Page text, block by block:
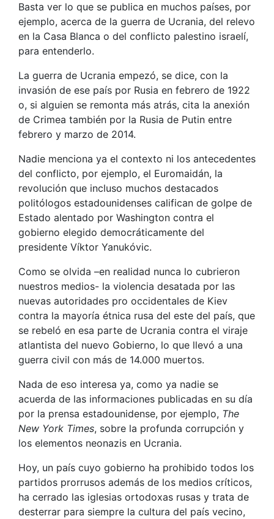
Basta ver lo que se publica en muchos países, por
ejemplo, acerca de la guerra de Ucrania, del relevo
en la Casa Blanca o del conflicto palestino israelí,
para entenderlo.
La guerra de Ucrania empezó, se dice, con la
invasión de ese país por Rusia en febrero de 1922
o, si alguien se remonta más atrás, cita la anexión
de Crimea también por la Rusia de Putin entre
febrero y marzo de 2014.
Nadie menciona ya el contexto ni los antecedentes
del conflicto, por ejemplo, el Euromaidán, la
revolución que incluso muchos destacados
politólogos estadounidenses califican de golpe de
Estado alentado por Washington contra el
gobierno elegido democráticamente del
presidente Víktor Yanukóvic.
Como se olvida –en realidad nunca lo cubrieron
nuestros medios- la violencia desatada por las
nuevas autoridades pro occidentales de Kiev
contra la mayoría étnica rusa del este del país, que
se rebeló en esa parte de Ucrania contra el viraje
atlantista del nuevo Gobierno, lo que llevó a una
guerra civil con más de 14.000 muertos.
Nada de eso interesa ya, como ya nadie se
acuerda de las informaciones publicadas en su día
por la prensa estadounidense, por ejemplo, The
New York Times, sobre la profunda corrupción y
los elementos neonazis en Ucrania.
Hoy, un país cuyo gobierno ha prohibido todos los
partidos prorrusos además de los medios críticos,
ha cerrado las iglesias ortodoxas rusas y trata de
desterrar para siempre la cultura del país vecino,